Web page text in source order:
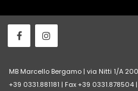
MB Marcello Bergamo | via Nitti 1/A
+39 0331.881181 | Fax +39 0331.878504